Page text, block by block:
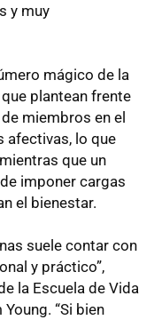
y muy
mágico de la
plantean frente
miembros en el
afectivas, lo que
que un
imponer cargas
el bienestar.
suele contar con
y práctico”,
la Escuela de Vida
“Si bien